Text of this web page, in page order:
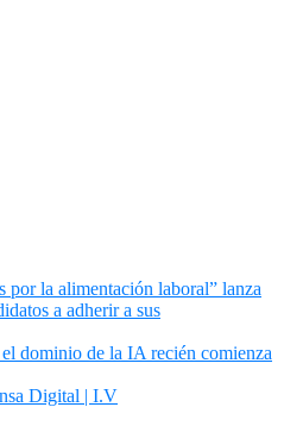
por la alimentación laboral” lanza
a adherir a sus
dominio de la IA recién comienza
Digital | I.V